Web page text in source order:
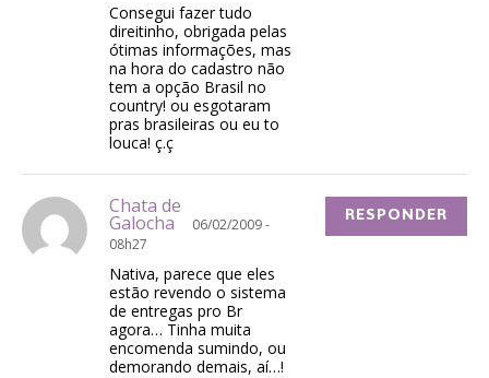
Consegui fazer tudo
direitinho, obrigada pelas
ótimas informações, mas
na hora do cadastro não
tem a opção Brasil no
country! ou esgotaram
pras brasileiras ou eu to
louca! ç.ç
Chata de
Galocha
06/02/2009 -
08h27
Nativa, parece que eles
estão revendo o sistema
de entregas pro Br
agora… Tinha muita
encomenda sumindo, ou
demorando demais, aí…!
RESPONDER